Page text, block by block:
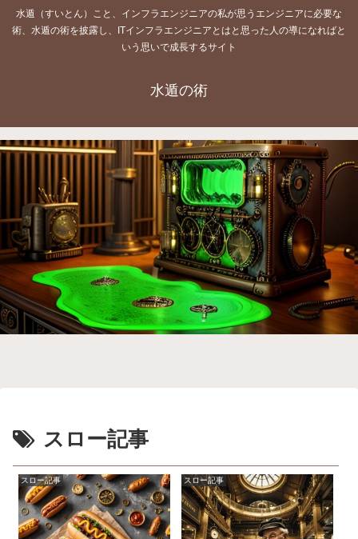
水遁（すいとん）こと、インフラエンジニアの私が思うエンジニアに必要な
術、水遁の術を披露し、ITインフラエンジニアとはと思った人の導になればと
いう思いで成長するサイト
水遁の術
スロー記事
スロー記事 スロー記事